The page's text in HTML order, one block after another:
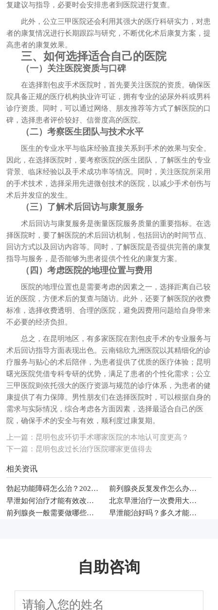
复建议与指导，必要时会安排患者到医院进行复查。
此外，公立三甲医院还会利用其强大的医疗科研实力，对患
者的康复情况进行长期跟踪与研究，不断优化术后康复方案，提
高患者的康复效果。
三、如何选择适合自己的医院
（一）关注医院资质与口碑
在选择割包皮手术医院时，首先要关注医院的资质。确保医
院具备正规的医疗机构执业许可证，拥有专业的泌尿外科或男科
诊疗资质。同时，可以通过网络、朋友推荐等方式了解医院的口
碑，选择患者评价较好、信誉度高的医院。
（二）考察医生团队与技术水平
医生的专业水平与临床经验直接关系到手术的效果与安全。
因此，在选择医院时，要考察医院的医生团队，了解医生的专业
背景、临床经验以及手术成功率等情况。同时，关注医院所采用
的手术技术，选择采用先进微创技术的医院，以减少手术创伤与
术后并发症的发生。
（三）了解术后回访与康复服务
术后回访与康复服务是衡量医院服务质量的重要指标。在选
择医院时，要了解医院的术后回访机制，包括回访的时间节点、
回访方式以及回访内容等。同时，了解医院是否提供完善的康复
指导与服务，是否能够为患者提供个性化的康复方案。
（四）考虑医院的地理位置与费用
医院的地理位置也是需要考虑的因素之一，选择距离自己较
近的医院，方便术后的复查与随访。此外，还要了解医院的收费
标准，选择收费透明、合理的医院，避免因费用问题给自身带来
不必要的经济负担。
总之，在昆明地区，有多家医院在割包皮手术的专业服务与
术后回访指导方面表现出色。云南锦欣九洲医院以其精细化的诊
疗服务与贴心的术后陪伴，为患者提供了优质的医疗体验；昆明
曙光医院凭借专科专研的优势，满足了患者的个性化需求；公立
三甲医院则依托强大的医疗资源与规范的诊疗体系，为患者的健
康提供了有力保障。男性朋友们在选择医院时，可以根据自身的
需求与实际情况，综合考虑各方面因素，选择最适合自己的医
院，确保手术的安全与有效，顺利度过康复期。
上一篇： 昆明包皮环切手术哪家医院的本地认可度更高？
下一篇： 昆明包皮过长治疗医院哪家更值得去
相关资讯
勃起功能障碍怎么治？2026年男科常见治疗方法与调理建议
前列腺炎反复发作怎么办？2026年男性科学治疗与日常护理指南
早泄如何治疗才能有效改善性生活时间
北京早泄治疗一次费用大概多少钱
前列腺炎一般需要做哪些检查项目
早泄能治好吗？多久才能恢复
自助咨询